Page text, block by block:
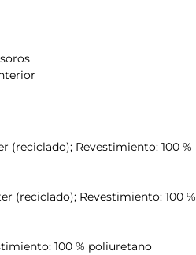
(reciclado); Revestimiento: 100 %
(reciclado); Revestimiento: 100 %
100 % poliuretano